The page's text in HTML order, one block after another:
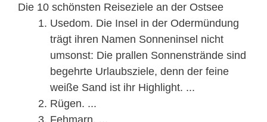
Die 10 schönsten Reiseziele an der Ostsee
Usedom. Die Insel in der Odermündung
trägt ihren Namen Sonneninsel nicht
umsonst: Die prallen Sonnenstrände sind
begehrte Urlaubsziele, denn der feine
weiße Sand ist ihr Highlight. ...
Rügen. ...
Fehmarn. ...